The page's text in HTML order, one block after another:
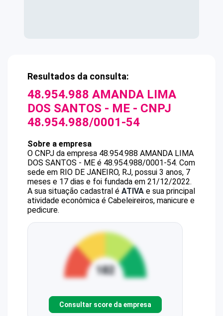
Resultados da consulta:
48.954.988 AMANDA LIMA
DOS SANTOS - ME - CNPJ
48.954.988/0001-54
Sobre a empresa
O CNPJ da empresa 48.954.988 AMANDA LIMA
DOS SANTOS - ME é 48.954.988/0001-54. Com
sede em RIO DE JANEIRO, RJ, possui 3 anos, 7
meses e 17 dias e foi fundada em 21/12/2022.
A sua situação cadastral é ATIVA e sua principal
atividade econômica é Cabeleireiros, manicure e
pedicure.
Consultar score da empresa